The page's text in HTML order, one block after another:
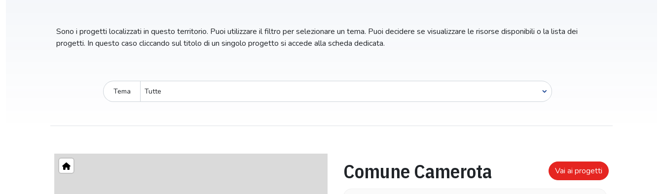
Sono i progetti localizzati in questo territorio. Puoi utilizzare il filtro per selezionare un tema. Puoi decidere se visualizzare le risorse disponibili o la lista dei
progetti. In questo caso cliccando sul titolo di un singolo progetto si accede alla scheda dedicata.
Tema
Complessivo
Comune Camerota Vai ai progetti